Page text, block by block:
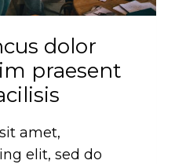
dolor
praesent
amet,
elit, sed do